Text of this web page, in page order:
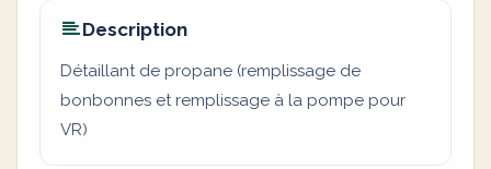
Description
Détaillant de propane (remplissage de
bonbonnes et remplissage à la pompe pour
VR)